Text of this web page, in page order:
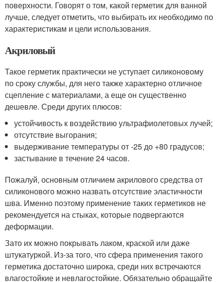
поверхности. Говорят о том, какой герметик для ванной
лучше, следует отметить, что выбирать их необходимо по
характеристикам и цели использования.
Акриловый
Такое герметик практически не уступает силиконовому
по сроку службы, для него также характерно отличное
сцепление с материалами, а еще он существенно
дешевле. Среди других плюсов:
устойчивость к воздействию ультрафиолетовых лучей;
отсутствие выгорания;
выдерживание температуры от -25 до +80 градусов;
застывание в течение 24 часов.
Пожалуй, основным отличием акрилового средства от
силиконового можно назвать отсутствие эластичности
шва. Именно поэтому применение таких герметиков не
рекомендуется на стыках, которые подвергаются
деформации.
Зато их можно покрывать лаком, краской или даже
штукатуркой. Из-за того, что сфера применения такого
герметика достаточно широка, среди них встречаются
влагостойкие и невлагостойкие. Обязательно обращайте